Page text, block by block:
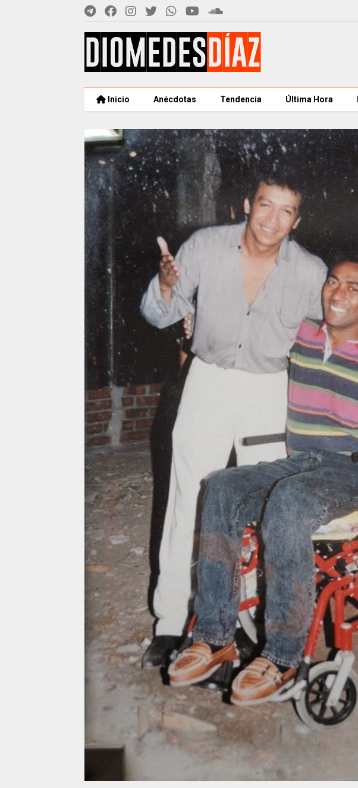
Inicio Anécdotas Tendencia Última Hora